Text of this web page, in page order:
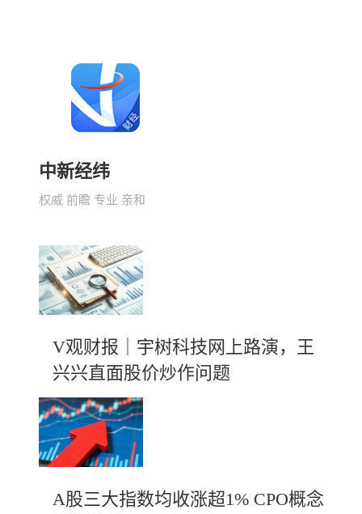
中新经纬
权威 前瞻 专业 亲和
V观财报｜宇树科技网上路演，王
兴兴直面股价炒作问题
A股三大指数均收涨超1% CPO概念